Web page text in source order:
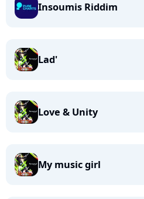
Insoumis Riddim
Lad'
Love & Unity
My music girl